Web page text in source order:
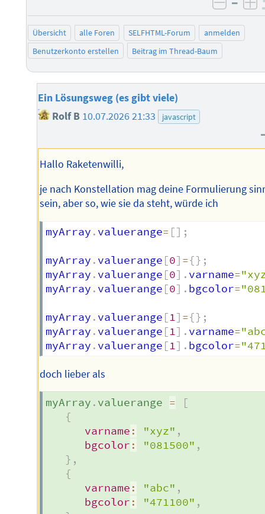
Übersicht alle Foren SELFHTML-Forum
anmelden
Benutzerkonto erstellen
Beitrag im Thread-Baum
Ein Lösungsweg (es gibt viele)
Rolf B 10.07.2026 21:33 javascript
Hallo Raketenwilli,
je nach Konstellation mag deine Formulierung
sein, aber so, wie sie da steht, würde ich
myArray . valuerange= [] ;
myArray . valuerange [0] ={} ;
myArray . valuerange [0] . varname=
myArray . valuerange [0] . bgcolor=
myArray . valuerange [1] ={} ;
myArray . valuerange [1] . varname=
myArray . valuerange [1] . bgcolor=
doch lieber als
myArray . valuerange =
[
{
varname : "xyz" ,
bgcolor : "081500" ,
} ,
{
varname : "abc" ,
bgcolor : "471100" ,